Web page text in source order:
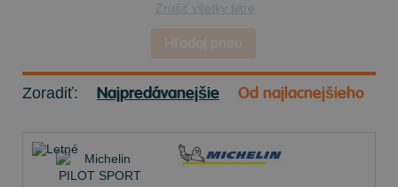
Zrušiť všetky filtre
Zoradiť: Najpredávanejšie Od najlacnejšieho